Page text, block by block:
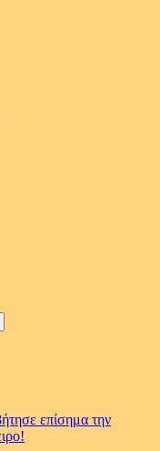
επίσημα την